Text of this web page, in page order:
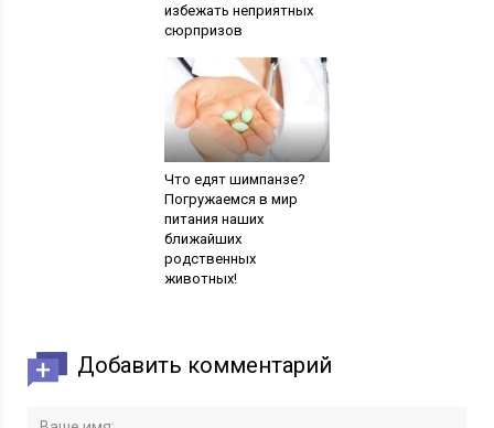
избежать неприятных
сюрпризов
Что едят шимпанзе?
Погружаемся в мир
питания наших
ближайших
родственных
животных!
Добавить комментарий